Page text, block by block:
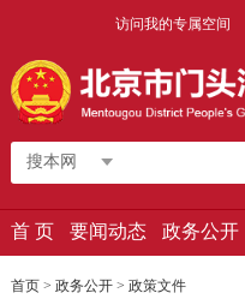
访问我的专属空间
搜本网
首 页 要闻动态 政务公开
首页> 政务公开> 政策文件